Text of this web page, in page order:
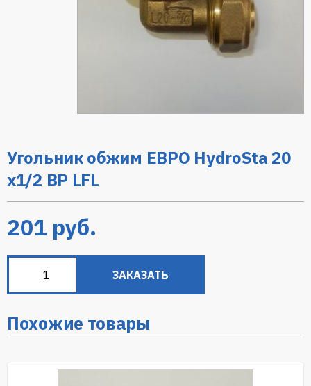
Угольник обжим ЕВРО HydroSta 20
х1/2 ВР LFL
201 руб.
ЗАКАЗАТЬ
Похожие товары